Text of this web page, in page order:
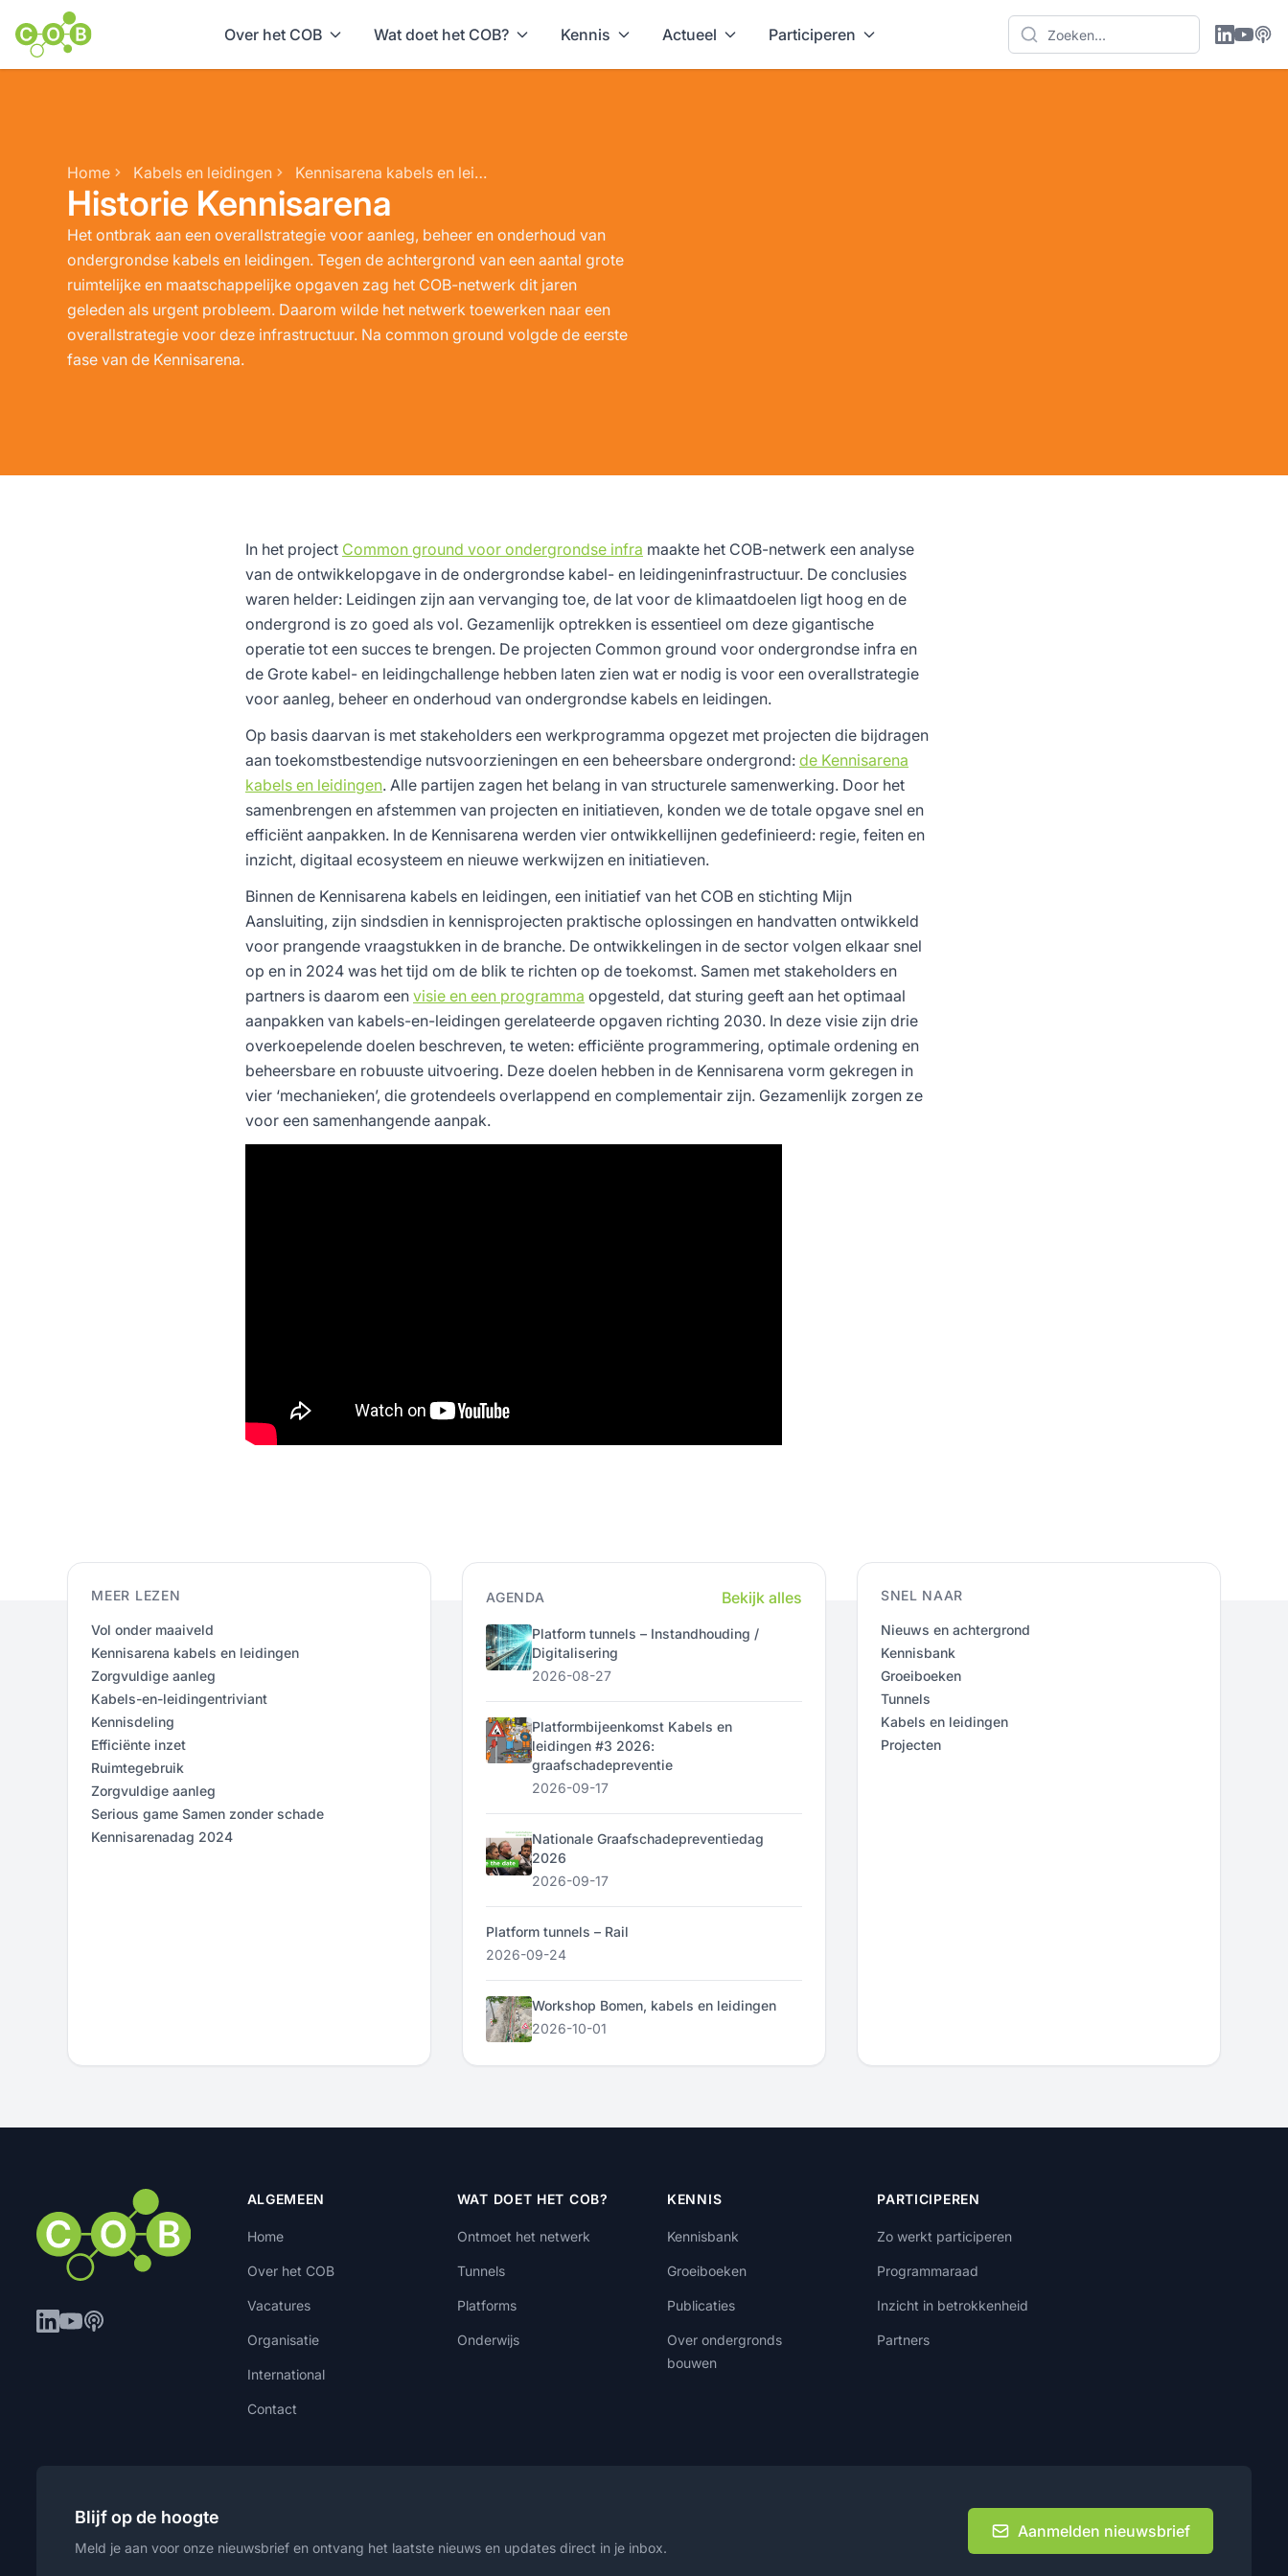
Over het COB Wat doet het COB? Kennis Actueel Participeren
Home Kabels en leidingen Kennisarena kabels en leidingen
Historie Kennisarena
Het ontbrak aan een overallstrategie voor aanleg, beheer en onderhoud van
ondergrondse kabels en leidingen. Tegen de achtergrond van een aantal grote
ruimtelijke en maatschappelijke opgaven zag het COB-netwerk dit jaren
geleden als urgent probleem. Daarom wilde het netwerk toewerken naar een
overallstrategie voor deze infrastructuur. Na common ground volgde de eerste
fase van de Kennisarena.
In het project Common ground voor ondergrondse infra maakte het COB-netwerk een analyse
van de ontwikkelopgave in de ondergrondse kabel- en leidingeninfrastructuur. De conclusies
waren helder: Leidingen zijn aan vervanging toe, de lat voor de klimaatdoelen ligt hoog en de
ondergrond is zo goed als vol. Gezamenlijk optrekken is essentieel om deze gigantische
operatie tot een succes te brengen. De projecten Common ground voor ondergrondse infra en
de Grote kabel- en leidingchallenge hebben laten zien wat er nodig is voor een overallstrategie
voor aanleg, beheer en onderhoud van ondergrondse kabels en leidingen.
Op basis daarvan is met stakeholders een werkprogramma opgezet met projecten die bijdragen
aan toekomstbestendige nutsvoorzieningen en een beheersbare ondergrond: de Kennisarena
kabels en leidingen. Alle partijen zagen het belang in van structurele samenwerking. Door het
samenbrengen en afstemmen van projecten en initiatieven, konden we de totale opgave snel en
efficiënt aanpakken. In de Kennisarena werden vier ontwikkellijnen gedefinieerd: regie, feiten en
inzicht, digitaal ecosysteem en nieuwe werkwijzen en initiatieven.
Binnen de Kennisarena kabels en leidingen, een initiatief van het COB en stichting Mijn
Aansluiting, zijn sindsdien in kennisprojecten praktische oplossingen en handvatten ontwikkeld
voor prangende vraagstukken in de branche. De ontwikkelingen in de sector volgen elkaar snel
op en in 2024 was het tijd om de blik te richten op de toekomst. Samen met stakeholders en
partners is daarom een visie en een programma opgesteld, dat sturing geeft aan het optimaal
aanpakken van kabels-en-leidingen gerelateerde opgaven richting 2030. In deze visie zijn drie
overkoepelende doelen beschreven, te weten: efficiënte programmering, optimale ordening en
beheersbare en robuuste uitvoering. Deze doelen hebben in de Kennisarena vorm gekregen in
vier ‘mechanieken’, die grotendeels overlappend en complementair zijn. Gezamenlijk zorgen ze
voor een samenhangende aanpak.
MEER LEZEN
Vol onder maaiveld
Kennisarena kabels en leidingen
Zorgvuldige aanleg
Kabels-en-leidingentriviant
Kennisdeling
Efficiënte inzet
Ruimtegebruik
Zorgvuldige aanleg
Serious game Samen zonder schade
Kennisarenadag 2024
AGENDA Bekijk alles
Platform tunnels – Instandhouding /
Digitalisering
2026-08-27
Platformbijeenkomst Kabels en
leidingen #3 2026:
graafschadepreventie
2026-09-17
Nationale Graafschadepreventiedag
2026
2026-09-17
Platform tunnels – Rail
2026-09-24
Workshop Bomen, kabels en leidingen
2026-10-01
SNEL NAAR
Nieuws en achtergrond
Kennisbank
Groeiboeken
Tunnels
Kabels en leidingen
Projecten
ALGEMEEN
Home
Over het COB
Vacatures
Organisatie
International
Contact
WAT DOET HET COB?
Ontmoet het netwerk
Tunnels
Platforms
Onderwijs
KENNIS
Kennisbank
Groeiboeken
Publicaties
Over ondergronds
bouwen
PARTICIPEREN
Zo werkt participeren
Programmaraad
Inzicht in betrokkenheid
Partners
Blijf op de hoogte
Meld je aan voor onze nieuwsbrief en ontvang het laatste nieuws en updates direct in je inbox.
Aanmelden nieuwsbrief